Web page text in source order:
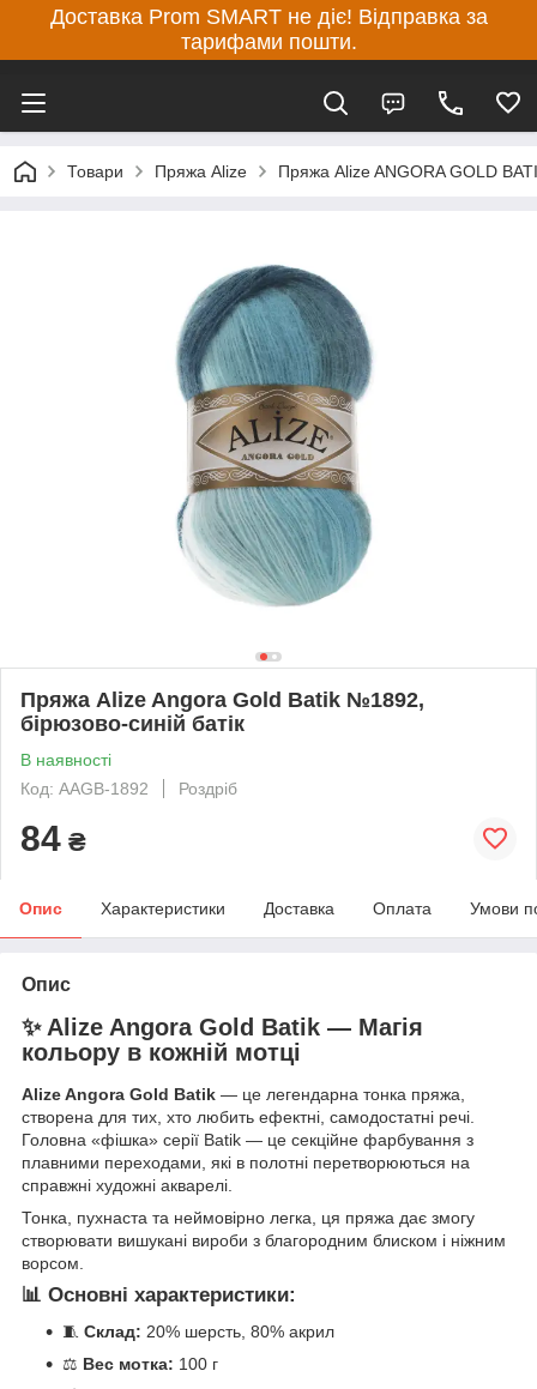
Доставка Prom SMART не діє! Відправка за
тарифами пошти.
Товари Пряжа Alize Пряжа Alize ANGORA GOLD
Пряжа Alize Angora Gold Batik №1892,
бірюзово-синій батік
В наявності
Код: AAGB-1892
Роздріб
84 ₴
Опис Характеристики Доставка Оплата Умови
Опис
✨ Alize Angora Gold Batik — Магія
кольору в кожній мотці
Alize Angora Gold Batik — це легендарна тонка пряжа,
створена для тих, хто любить ефектні, самодостатні речі.
Головна «фішка» серії Batik — це секційне фарбування з
плавними переходами, які в полотні перетворюються на
справжні художні акварелі.
Тонка, пухнаста та неймовірно легка, ця пряжа дає змогу
створювати вишукані вироби з благородним блиском і ніжним
ворсом.
📊 Основні характеристики:
🧵 Склад: 20% шерсть, 80% акрил
⚖️ Вес мотка: 100 г